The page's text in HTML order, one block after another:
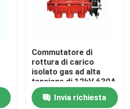
Commutatore di
rottura di carico
isolato gas ad alta
tensione di 12kV 630A
SF6 libbre
Invia richiesta